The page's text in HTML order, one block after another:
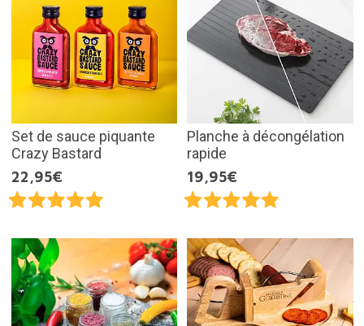
Set de sauce piquante
Crazy Bastard
22,95€
Planche à décongélation
rapide
19,95€